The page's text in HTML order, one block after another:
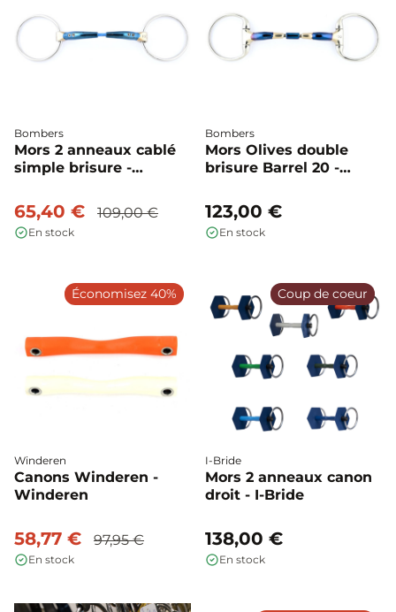
Bombers
Mors 2 anneaux cablé
simple brisure -
65,40 € 109,00 €
En stock
Bombers
Mors Olives double
brisure Barrel 20 -
123,00 €
En stock
Winderen
Canons Winderen -
Winderen
58,77 € 97,95 €
En stock
Économisez 40%
I-Bride
Mors 2 anneaux canon
droit - I-Bride
138,00 €
En stock
Coup de coeur